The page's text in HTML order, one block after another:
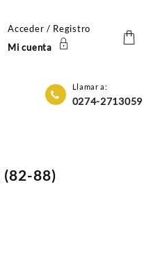
Acceder / Registro
Mi cuenta
Llamar a:
0274-2713059
(82-88)